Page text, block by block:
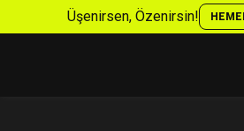
Üşenirsen, Özenirsin!